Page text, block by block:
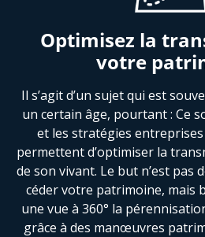
Optimisez la
votre
Il s’agit d’un sujet qui est
un certain âge, pourtant : Ce
et les stratégies
permettent d’optimiser la
de son vivant. Le but n’est pas
céder votre patrimoine, mais
une vue à 360° la
grâce à des manœuvres